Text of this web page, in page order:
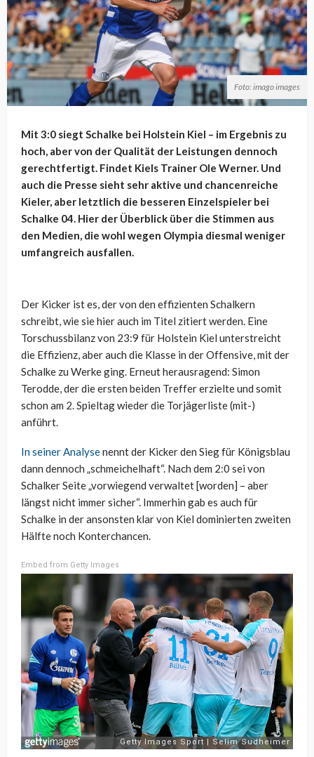
Foto: imago images
Mit 3:0 siegt Schalke bei Holstein Kiel – im Ergebnis zu
hoch, aber von der Qualität der Leistungen dennoch
gerechtfertigt. Findet Kiels Trainer Ole Werner. Und
auch die Presse sieht sehr aktive und chancenreiche
Kieler, aber letztlich die besseren Einzelspieler bei
Schalke 04. Hier der Überblick über die Stimmen aus
den Medien, die wohl wegen Olympia diesmal weniger
umfangreich ausfallen.
Der Kicker ist es, der von den effizienten Schalkern
schreibt, wie sie hier auch im Titel zitiert werden. Eine
Torschussbilanz von 23:9 für Holstein Kiel unterstreicht
die Effizienz, aber auch die Klasse in der Offensive, mit der
Schalke zu Werke ging. Erneut herausragend: Simon
Terodde, der die ersten beiden Treffer erzielte und somit
schon am 2. Spieltag wieder die Torjägerliste (mit-)
anführt.
In seiner Analysenennt der Kicker den Sieg für Königsblau
dann dennoch „schmeichelhaft“. Nach dem 2:0 sei von
Schalker Seite „vorwiegend verwaltet [worden] – aber
längst nicht immer sicher“. Immerhin gab es auch für
Schalke in der ansonsten klar von Kiel dominierten zweiten
Hälfte noch Konterchancen.
Embed from Getty Images